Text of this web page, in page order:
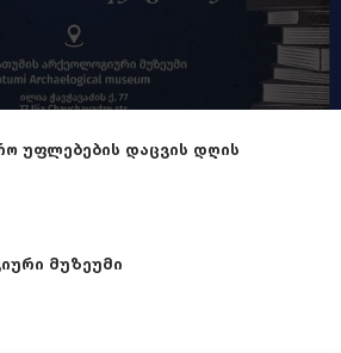
უფლებების დაცვის დღის
მუზეუმი